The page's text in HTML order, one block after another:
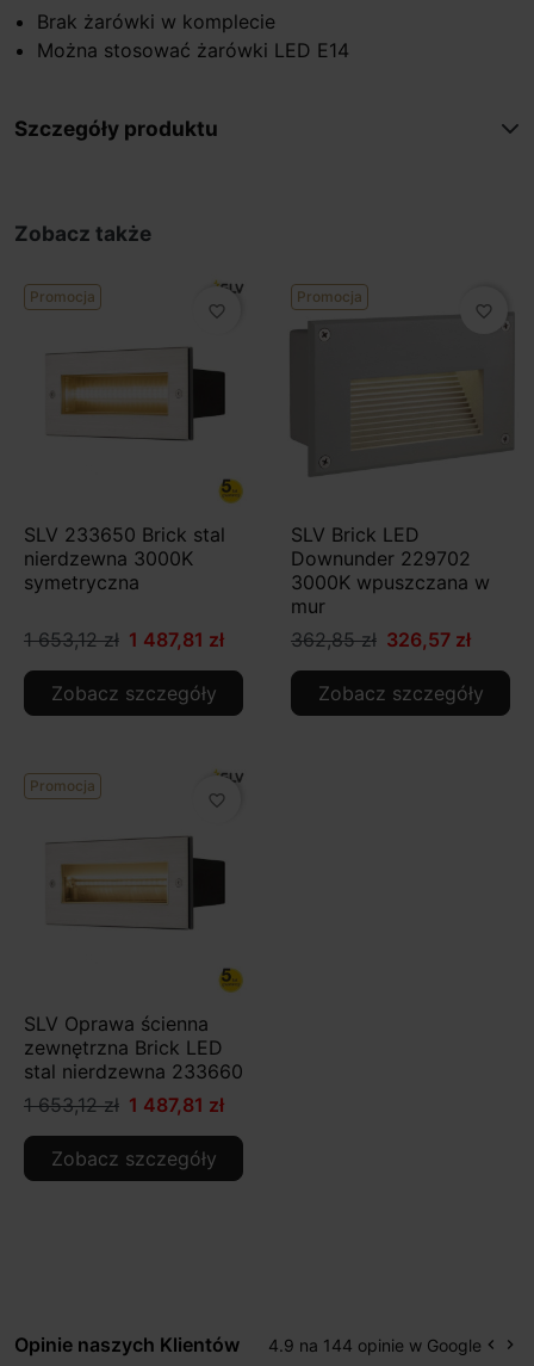
Brak żarówki w komplecie
Można stosować żarówki LED E14
Szczegóły produktu
Zobacz także
Promocja
favorite_border
SLV 233650 Brick stal
nierdzewna 3000K
symetryczna
1 653,12 zł 1 487,81 zł
Zobacz szczegóły
Promocja
favorite_border
SLV Brick LED
Downunder 229702
3000K wpuszczana w
mur
362,85 zł 326,57 zł
Zobacz szczegóły
Promocja
favorite_border
SLV Oprawa ścienna
zewnętrzna Brick LED
stal nierdzewna 233660
1 653,12 zł 1 487,81 zł
Zobacz szczegóły
Opinie naszych Klientów 4.9 na 144 opinie w Google keyboard_arrow_left keyboard_arrow_right